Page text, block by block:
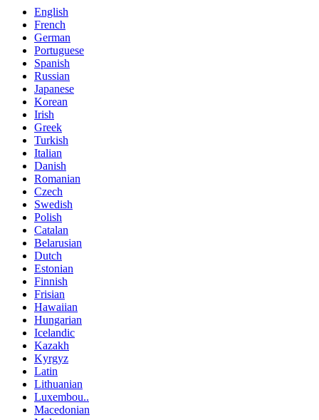
English
French
German
Portuguese
Spanish
Russian
Japanese
Korean
Irish
Greek
Turkish
Italian
Danish
Romanian
Czech
Swedish
Polish
Catalan
Belarusian
Dutch
Estonian
Finnish
Frisian
Hawaiian
Hungarian
Icelandic
Kazakh
Kyrgyz
Latin
Lithuanian
Luxembou..
Macedonian